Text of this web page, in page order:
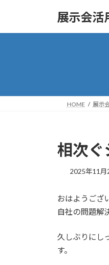
展示会活
HOME 展示
相次ぐ
2025年11月
おはようござ
自社の問題解
久しぶりにし
す。